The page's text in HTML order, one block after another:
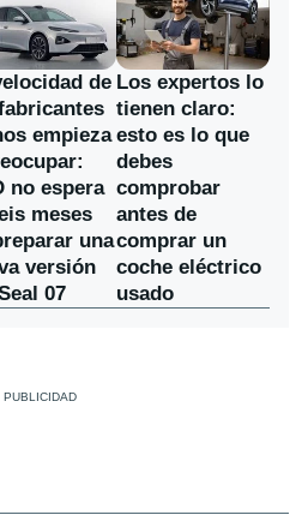
de
empieza
no espera
meses
una
versión
07
Los expertos lo
tienen claro:
esto es lo que
debes
comprobar
antes de
comprar un
coche eléctrico
usado